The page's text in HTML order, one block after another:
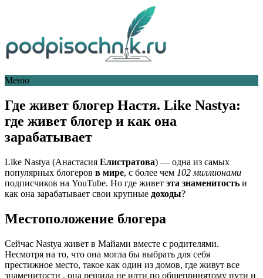
Меню
Где живет блогер Настя. Like Nastya:
где живет блогер и как она
зарабатывает
Like Nastya (Анастасия Елистратова) — одна из самых
популярных блогеров в мире, с более чем 102 миллионами
подписчиков на YouTube. Но где живет эта знаменитость и
как она зарабатывает свои крупные доходы?
Местоположение блогера
Сейчас Nastya живет в Майами вместе с родителями.
Несмотря на то, что она могла бы выбрать для себя
престижное место, такое как один из домов, где живут все
знаменитости , она решила не идти по общепринятому пути и